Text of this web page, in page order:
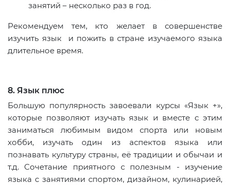
занятий – несколько раз в год.
Рекомендуем тем, кто желает в совершенстве
изучить язык и пожить в стране изучаемого языка
длительное время.
8. Язык плюс
Большую популярность завоевали курсы «Язык +»,
которые позволяют изучать язык и вместе с этим
заниматься любимым видом спорта или новым
хобби, изучать один из аспектов языка или
познавать культуру страны, её традиции и обычаи и
т.д. Сочетание приятного с полезным - изучение
языка с занятиями спортом, дизайном, кулинарией,